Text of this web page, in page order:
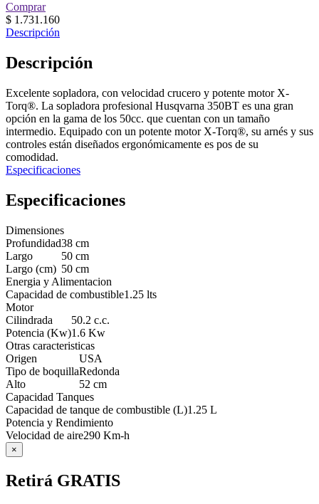
Comprar
$ 1.731.160
Descripción
Descripción
Excelente sopladora, con velocidad crucero y potente motor X-
Torq®. La sopladora profesional Husqvarna 350BT es una gran
opción en la gama de los 50cc. que cuentan con un tamaño
intermedio. Equipado con un potente motor X-Torq®, su arnés y sus
controles están diseñados ergonómicamente es pos de su
comodidad.
Especificaciones
Especificaciones
Dimensiones
Profundidad38 cm
Largo
50 cm
Largo (cm) 50 cm
Energia y Alimentacion
Capacidad de combustible1.25 lts
Motor
Cilindrada
50.2 c.c.
Potencia (Kw)1.6 Kw
Otras caracteristicas
Origen
USA
Tipo de boquillaRedonda
Alto
52 cm
Capacidad Tanques
Capacidad de tanque de combustible (L)1.25 L
Potencia y Rendimiento
Velocidad de aire290 Km-h
×
Retirá GRATIS